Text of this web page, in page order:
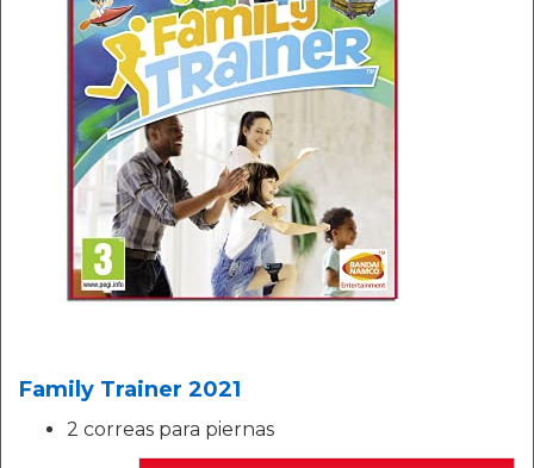
Family Trainer 2021
2 correas para piernas